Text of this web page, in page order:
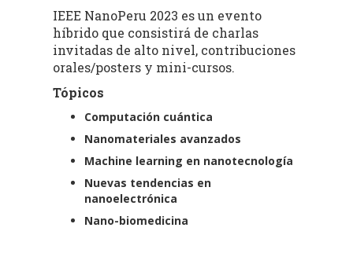
IEEE NanoPeru 2023 es un evento
híbrido que consistirá de charlas
invitadas de alto nivel, contribuciones
orales/posters y mini-cursos.
Tópicos
Computación cuántica
Nanomateriales avanzados
Machine learning en nanotecnología
Nuevas tendencias en
nanoelectrónica
Nano-biomedicina